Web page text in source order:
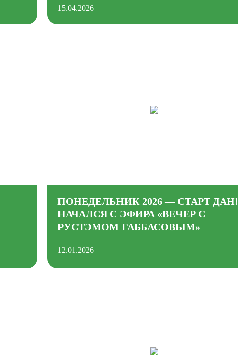
15.04.2026
ПОНЕДЕЛЬНИК 2026 — СТАРТ ДАН!
НАЧАЛСЯ С ЭФИРА «ВЕЧЕР С
РУСТЭМОМ ГАББАСОВЫМ»
12.01.2026